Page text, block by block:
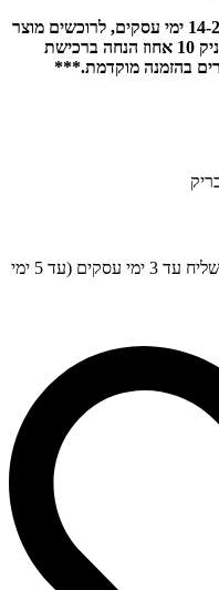
***מוצר בהזמנה מוקדמת, זמן אספקה 14-21 ימי עסקים, לרוכשים מוצר
זה ניתן להשתמש בקוד קופון pre10 המעניק 10 אחוז הנחה ברכישת
בהזמנה מוקדמת.***
דואר רשום עד 7 ימי עסקים ומשלוח עם שליח עד 3 ימי עסקים (עד 5 ימי